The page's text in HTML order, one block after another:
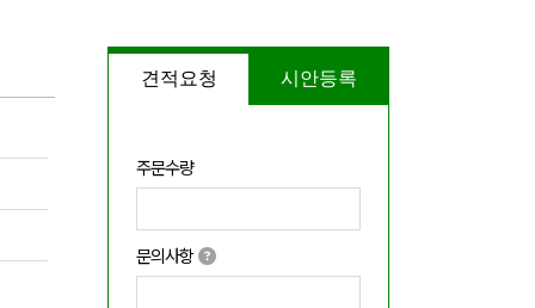
견적요청 시안등록
주문수량
문의사항